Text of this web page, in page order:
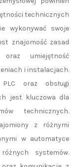
technicznych
wykonywać swoje
znajomość zasad
oraz umiejętność
i instalacjach.
oraz obsługi
jest kluczowa dla
technicznych.
z różnymi
w automatyce
systemów.